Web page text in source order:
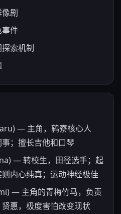
剧
件
索机制
— 主角，鸫寮核心人
；擅长吉他和口琴
— 转校生，田径选手；起
内心纯真；运动神经极佳
— 主角的青梅竹马，负责
惠，极度害怕改变现状